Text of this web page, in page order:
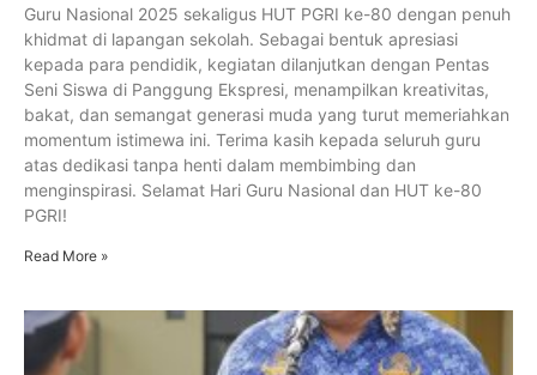
Guru Nasional 2025 sekaligus HUT PGRI ke-80 dengan penuh
khidmat di lapangan sekolah. Sebagai bentuk apresiasi
kepada para pendidik, kegiatan dilanjutkan dengan Pentas
Seni Siswa di Panggung Ekspresi, menampilkan kreativitas,
bakat, dan semangat generasi muda yang turut memeriahkan
momentum istimewa ini. Terima kasih kepada seluruh guru
atas dedikasi tanpa henti dalam membimbing dan
menginspirasi. Selamat Hari Guru Nasional dan HUT ke-80
PGRI!
Read More »